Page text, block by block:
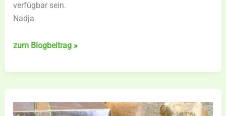
verfügbar sein.
Nadja
Bleyer
zum Blogbeitrag »